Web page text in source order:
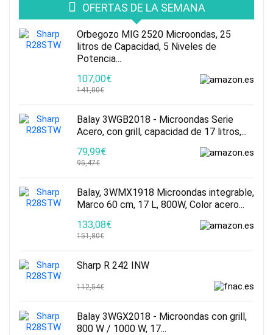
OFERTAS DE LA SEMANA
Orbegozo MIG 2520 Microondas, 25
litros de Capacidad, 5 Niveles de
Potencia...
107,00€
141,00€
Balay 3WGB2018 - Microondas Serie
Acero, con grill, capacidad de 17 litros,...
79,99€
95,47€
Balay, 3WMX1918 Microondas integrable,
Marco 60 cm, 17 L, 800W, Color acero...
133,08€
151,80€
Sharp R 242 INW
112,54€
Balay 3WGX2018 - Microondas con grill,
800 W / 1000 W, 17...